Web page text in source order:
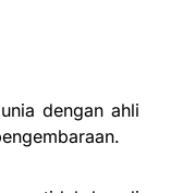
dengan ahli